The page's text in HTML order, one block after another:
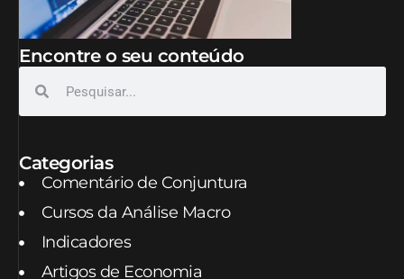
Encontre o seu conteúdo
Categorias
Comentário de Conjuntura
Cursos da Análise Macro
Indicadores
Artigos de Economia